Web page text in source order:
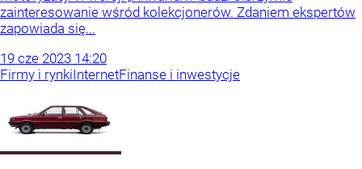
zainteresowanie wśród kolekcjonerów. Zdaniem ekspertów
zapowiada się...
19 cze 2023 14:20
Firmy i rynkiInternetFinanse i inwestycje